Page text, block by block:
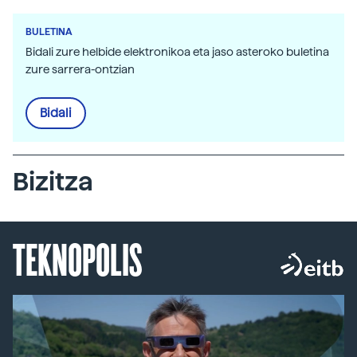
BULETINA
Bidali zure helbide elektronikoa eta jaso asteroko buletina
zure sarrera-ontzian
Bidali
Bizitza
TEKNOPOLIS